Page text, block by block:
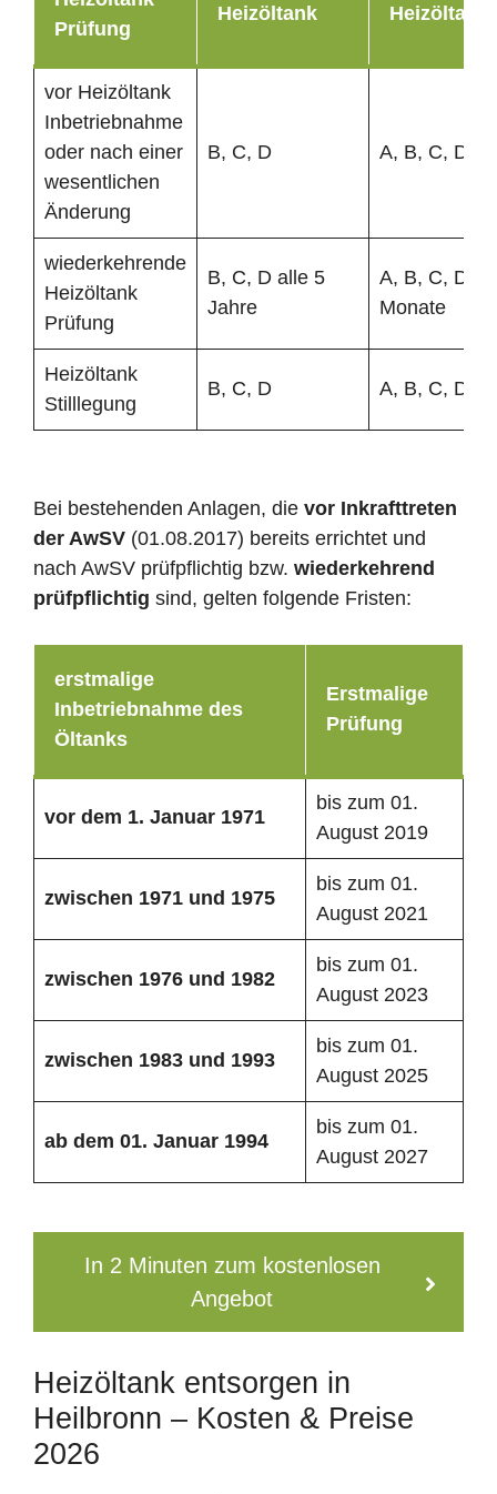
Prüfung
Heizöltank Heizöltank
vor Heizöltank
Inbetriebnahme
oder nach einer
wesentlichen
Änderung
B, C, D A, B, C, D
wiederkehrende
Heizöltank
Prüfung
B, C, D alle 5
Jahre
A, B, C, D
Monate
Heizöltank
Stilllegung
B, C, D A, B, C, D
Bei bestehenden Anlagen, die vor Inkrafttreten
der AwSV (01.08.2017) bereits errichtet und
nach AwSV prüfpflichtig bzw. wiederkehrend
prüfpflichtig sind, gelten folgende Fristen:
erstmalige
Inbetriebnahme des
Öltanks
Erstmalige
Prüfung
vor dem 1. Januar 1971
bis zum 01.
August 2019
zwischen 1971 und 1975
bis zum 01.
August 2021
zwischen 1976 und 1982
bis zum 01.
August 2023
zwischen 1983 und 1993
bis zum 01.
August 2025
ab dem 01. Januar 1994
bis zum 01.
August 2027
In 2 Minuten zum kostenlosen
Angebot
Heizöltank entsorgen in
Heilbronn – Kosten & Preise
2026